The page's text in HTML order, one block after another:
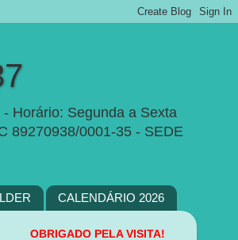
Horário: Segunda a Sexta
89270938/0001-35 - SEDE
CALENDÁRIO 2026
OBRIGADO PELA VISITA!